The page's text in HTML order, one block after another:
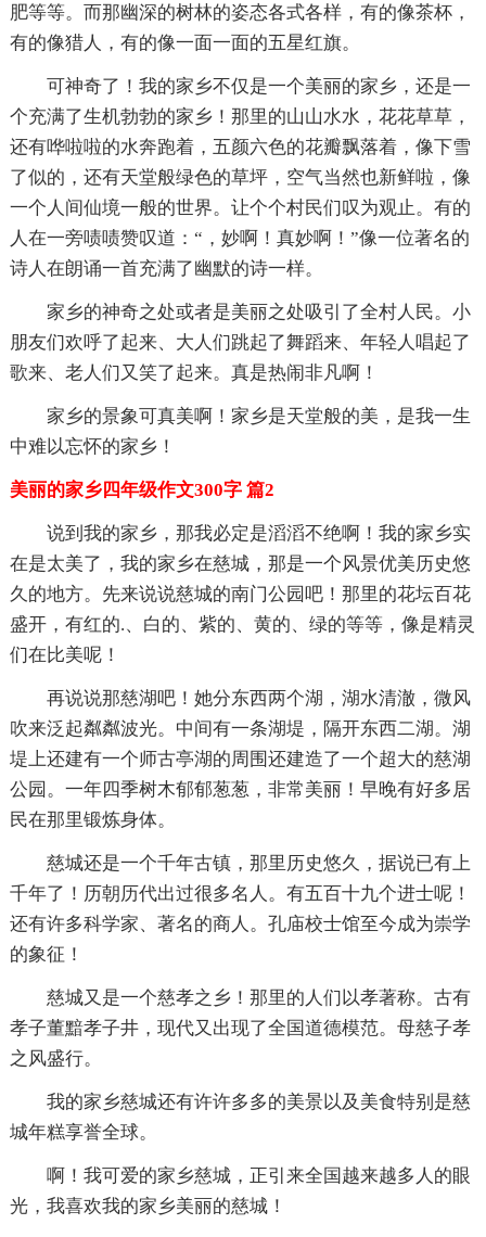
肥等等。而那幽深的树林的姿态各式各样，有的像茶杯，
有的像猎人，有的像一面一面的五星红旗。
可神奇了！我的家乡不仅是一个美丽的家乡，还是一
个充满了生机勃勃的家乡！那里的山山水水，花花草草，
还有哗啦啦的水奔跑着，五颜六色的花瓣飘落着，像下雪
了似的，还有天堂般绿色的草坪，空气当然也新鲜啦，像
一个人间仙境一般的世界。让个个村民们叹为观止。有的
人在一旁啧啧赞叹道：“，妙啊！真妙啊！”像一位著名的
诗人在朗诵一首充满了幽默的诗一样。
家乡的神奇之处或者是美丽之处吸引了全村人民。小
朋友们欢呼了起来、大人们跳起了舞蹈来、年轻人唱起了
歌来、老人们又笑了起来。真是热闹非凡啊！
家乡的景象可真美啊！家乡是天堂般的美，是我一生
中难以忘怀的家乡！
美丽的家乡四年级作文300字 篇2
说到我的家乡，那我必定是滔滔不绝啊！我的家乡实
在是太美了，我的家乡在慈城，那是一个风景优美历史悠
久的地方。先来说说慈城的南门公园吧！那里的花坛百花
盛开，有红的.、白的、紫的、黄的、绿的等等，像是精灵
们在比美呢！
再说说那慈湖吧！她分东西两个湖，湖水清澈，微风
吹来泛起粼粼波光。中间有一条湖堤，隔开东西二湖。湖
堤上还建有一个师古亭湖的周围还建造了一个超大的慈湖
公园。一年四季树木郁郁葱葱，非常美丽！早晚有好多居
民在那里锻炼身体。
慈城还是一个千年古镇，那里历史悠久，据说已有上
千年了！历朝历代出过很多名人。有五百十九个进士呢！
还有许多科学家、著名的商人。孔庙校士馆至今成为崇学
的象征！
慈城又是一个慈孝之乡！那里的人们以孝著称。古有
孝子董黯孝子井，现代又出现了全国道德模范。母慈子孝
之风盛行。
我的家乡慈城还有许许多多的美景以及美食特别是慈
城年糕享誉全球。
啊！我可爱的家乡慈城，正引来全国越来越多人的眼
光，我喜欢我的家乡美丽的慈城！